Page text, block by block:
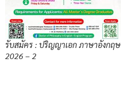
รับสมัคร : ปริญญาเอก ภาษาอังกฤษ
2026 – 2